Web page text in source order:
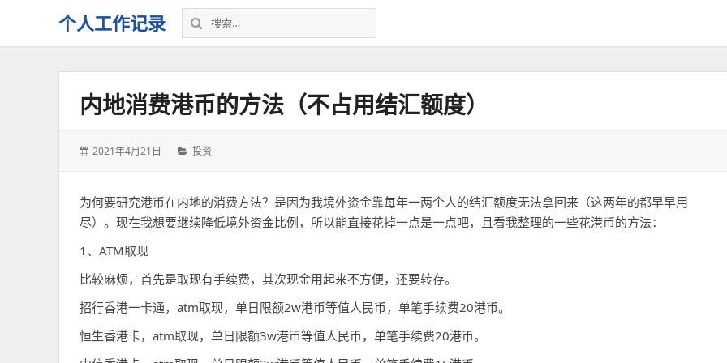
个人工作记录
搜
索：
内地消费港币的方法（不占用结汇额度）
发
2021年4月21日
分
投资
为何要研究港币在内地的消费方法？是因为我境外资金靠每年一两个人的结汇额度无法拿回来（这两年的都早早用
尽）。现在我想要继续降低境外资金比例，所以能直接花掉一点是一点吧，且看我整理的一些花港币的方法：
1、ATM取现
比较麻烦，首先是取现有手续费，其次现金用起来不方便，还要转存。
招行香港一卡通，atm取现，单日限额2w港币等值人民币，单笔手续费20港币。
恒生香港卡，atm取现，单日限额3w港币等值人民币，单笔手续费20港币。